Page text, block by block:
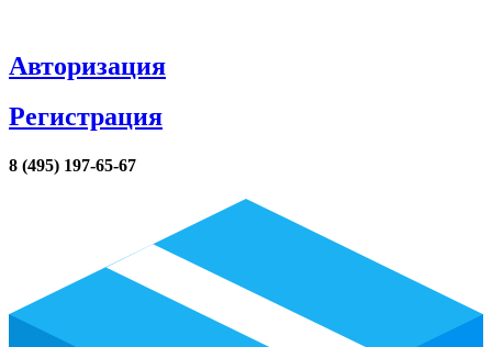
Авторизация
Регистрация
8 (495) 197-65-67